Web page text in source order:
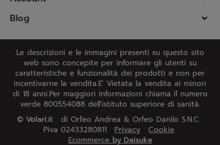
Blog
Le descrizioni e le immagini presenti su questo sito
web sono concepite per informare gli utenti su
caratteristiche e funzionalità dei prodotti e non per
incentivarne la vendita.E' Vietata la vendita ai minori
di 18 anni.Per maggiori informazioni chiama il numero
verde 800554088 dell'istituto superiore di sanità.
© Volari.it
di Orfeo Andrea & Orfeo Danilo S.N.C.
Piva 02433280811
Privacy
Cookie
Ecommerce by Daisuke